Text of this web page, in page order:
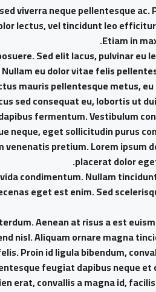
viverra neque pellentesque
lectus, vel tincidunt leo
Etiam in
Sed elit lacus, pulvinar
eu dolor vitae felis
mauris pellentesque metus,
sed consequat eu, lobortis ut
fermentum. Vestibulum
neque, eget sollicitudin purus
venenatis pretium. Lorem
placerat dolor
condimentum. Nullam
eget est enim. Sed
Aenean at risus a est
nisl. Aliquam ornare magna
Proin id ligula bibendum,
feugiat dapibus neque
erat, convallis a magna id,